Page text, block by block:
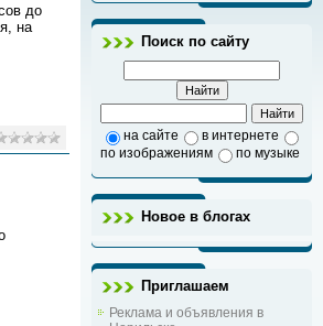
до
на
Поиск по сайту
на сайте
в интернете
по изображениям
по музыке
Новое в блогах
Приглашаем
Реклама и объявления в